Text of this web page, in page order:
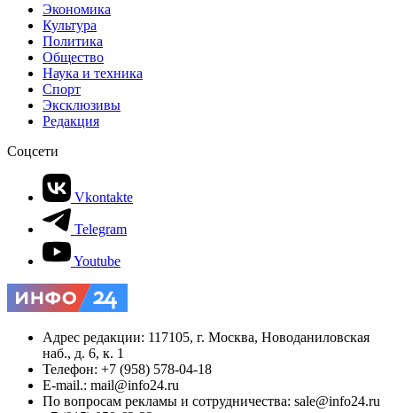
Экономика
Культура
Политика
Общество
Наука и техника
Спорт
Эксклюзивы
Редакция
Соцсети
Vkontakte
Telegram
Youtube
Адрес редакции: 117105, г. Москва, Новоданиловская
наб., д. 6, к. 1
Телефон: +7 (958) 578-04-18
E-mail.: mail@info24.ru
По вопросам рекламы и сотрудничества: sale@info24.ru